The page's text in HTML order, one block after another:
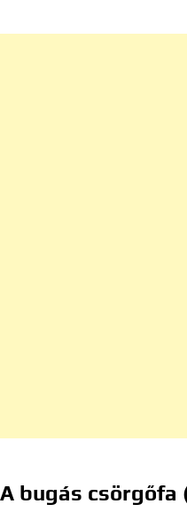
A bugás csörgőfa